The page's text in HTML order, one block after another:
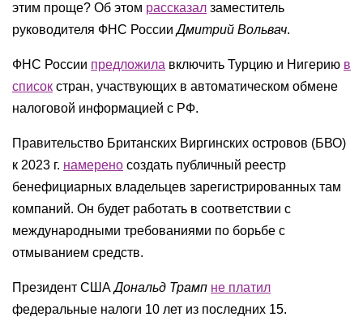
этим проще? Об этом рассказал заместитель
руководителя ФНС РоссииДмитрий Вольвач.
ФНС России предложила включить Турцию и Нигерию в
список стран, участвующих в автоматическом обмене
налоговой информацией с РФ.
Правительство Британских Виргинских островов (БВО)
к 2023 г. намерено создать публичный реестр
бенефициарных владельцев зарегистрированных там
компаний. Он будет работать в соответствии с
международными требованиями по борьбе с
отмыванием средств.
Президент СШАДональд Трамп не платил
федеральные налоги 10 лет из последних 15.